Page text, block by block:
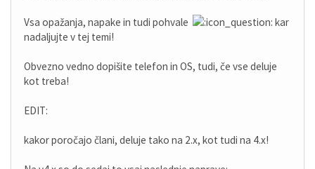
Vsa opažanja, napake in tudi pohvale
kar
nadaljujte v tej temi!
Obvezno vedno dopišite telefon in OS, tudi, če vse deluje
kot treba!
EDIT:
kakor poročajo člani, deluje tako na 2.x, kot tudi na 4.x!